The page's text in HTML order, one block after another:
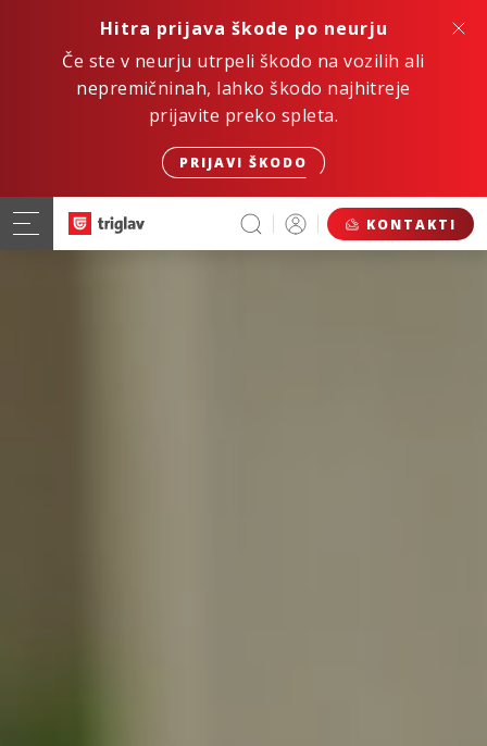
Hitra prijava škode po neurju
Če ste v neurju utrpeli škodo na vozilih ali
nepremičninah, lahko škodo najhitreje
prijavite preko spleta.
PRIJAVI ŠKODO
KONTAKTI